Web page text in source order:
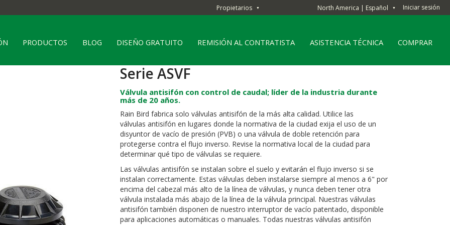
Propietarios ▼ North America | Español ▼ Iniciar sesión
PRODUCTOS BLOG DISEÑO GRATUITO REMISIÓN AL CONTRATISTA ASISTENCIA TÉCNICA COMPRAR
Serie ASVF
Válvula antisifón con control de caudal; líder de la industria durante
más de 20 años.
Rain Bird fabrica solo válvulas antisifón de la más alta calidad. Utilice las
válvulas antisifón en lugares donde la normativa de la ciudad exija el uso de un
disyuntor de vacío de presión (PVB) o una válvula de doble retención para
protegerse contra el flujo inverso. Revise la normativa local de la ciudad para
determinar qué tipo de válvulas se requiere.
Las válvulas antisifón se instalan sobre el suelo y evitarán el flujo inverso si se
instalan correctamente. Estas válvulas deben instalarse siempre al menos a 6" por
encima del cabezal más alto de la línea de válvulas, y nunca deben tener otra
válvula instalada más abajo de la línea de la válvula principal. Nuestras válvulas
antisifón también disponen de nuestro interruptor de vacío patentado, disponible
para aplicaciones automáticas o manuales. Todas nuestras válvulas antisifón